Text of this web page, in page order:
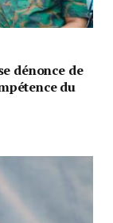
dénonce de
du